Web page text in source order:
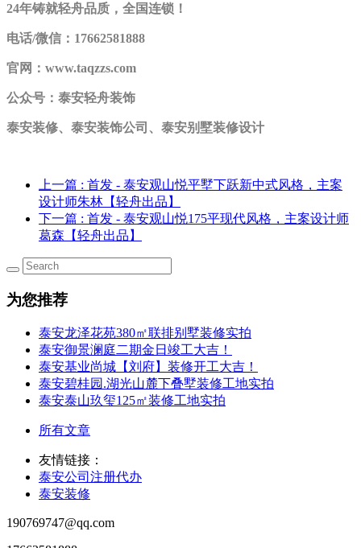
24年铸就轻舟品质，全国连锁！
电话/微信：17662581888
官网：www.taqzzs.com
公众号：泰安轻舟装饰
泰安装修、泰安装饰公司、泰安别墅装修设计
上一篇 : 首发 - 泰安观山悦平墅下跃新中式风格，主案
设计师朱林【轻舟出品】
下一篇 : 首发 - 泰安观山悦175平现代风格，主案设计师
葛森【轻舟出品】
为您推荐
泰安龙泽花苑380㎡联排别墅装修实拍
泰安御景澜庭二期金日竣工大吉！
泰安基业尚城【刘府】装修开工大吉！
泰安碧桂园.湖光山麓下叠墅装修工地实拍
泰安泰山玖玺125㎡装修工地实拍
所有文章
友情链接：
泰安公司注册代办
泰安装修
190769747@qq.com